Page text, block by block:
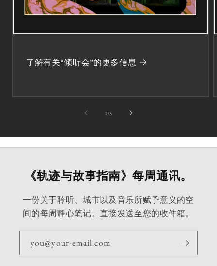
了解有关“倾听会”的更多信息
1 /第5
《轨迹与故事指南》每周通讯。
一份关于聆听、城市以及音乐所赋予意义的空
间的每周静心笔记。直接发送至您的收件箱。
you@your-email.com